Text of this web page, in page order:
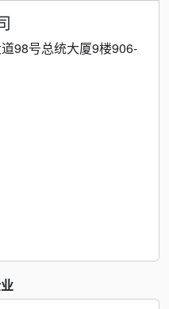
98号总统大厦9楼906-